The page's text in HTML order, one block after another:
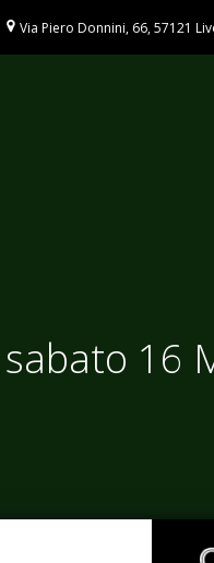
Via Piero Donnini, 66, 57121
sabato 16